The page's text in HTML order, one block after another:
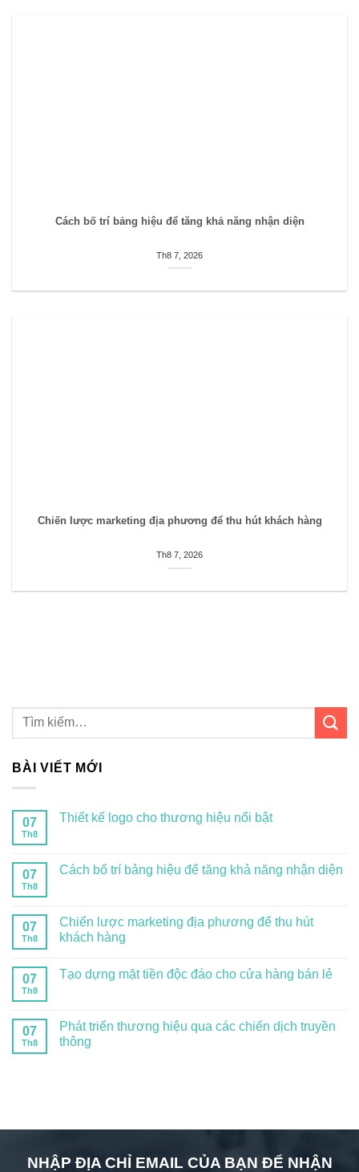
Cách bố trí bảng hiệu để tăng khả năng nhận diện
Th8 7, 2026
Chiến lược marketing địa phương để thu hút khách hàng
Th8 7, 2026
BÀI VIẾT MỚI
07
Th8
Thiết kế logo cho thương hiệu nổi bật
07
Th8
Cách bố trí bảng hiệu để tăng khả năng nhận diện
07
Th8
Chiến lược marketing địa phương để thu hút
khách hàng
07
Th8
Tạo dựng mặt tiền độc đáo cho cửa hàng bán lẻ
07
Th8
Phát triển thương hiệu qua các chiến dịch truyền
thông
NHẬP ĐỊA CHỈ EMAIL CỦA BẠN ĐỂ NHẬN